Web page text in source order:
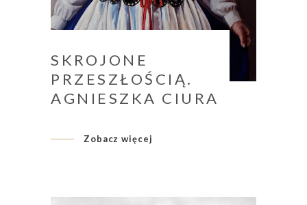
SKROJONE
PRZESZŁOŚCIĄ.
AGNIESZKA CIURA
Zobacz więcej